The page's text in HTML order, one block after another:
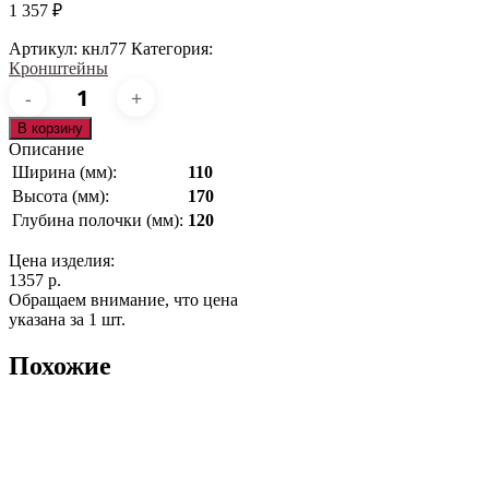
1 357 ₽
Артикул: кнл77 Категория:
Кронштейны
Количество
товара
кнл77
В корзину
Описание
Ширина (мм):
110
Высота (мм):
170
Глубина полочки (мм): 120
Цена изделия:
1357 р.
Обращаем внимание, что цена
указана за 1 шт.
Похожие